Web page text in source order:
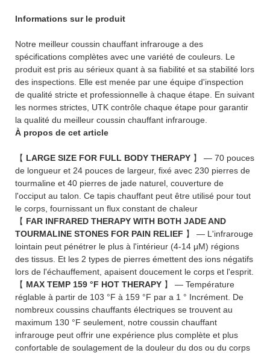
Informations sur le produit
Notre meilleur coussin chauffant infrarouge a des
spécifications complètes avec une variété de couleurs. Le
produit est pris au sérieux quant à sa fiabilité et sa stabilité lors
des inspections. Elle est menée par une équipe d'inspection
de qualité stricte et professionnelle à chaque étape. En suivant
les normes strictes, UTK contrôle chaque étape pour garantir
la qualité du meilleur coussin chauffant infrarouge.
À propos de cet article
【 LARGE SIZE FOR FULL BODY THERAPY 】 — 70 pouces
de longueur et 24 pouces de largeur, fixé avec 230 pierres de
tourmaline et 40 pierres de jade naturel, couverture de
l'occiput au talon. Ce tapis chauffant peut être utilisé pour tout
le corps, fournissant un flux constant de chaleur
【 FAR INFRARED THERAPY WITH BOTH JADE AND
TOURMALINE STONES FOR PAIN RELIEF 】 — L'infrarouge
lointain peut pénétrer le plus à l'intérieur (4-14 μM) régions
des tissus. Et les 2 types de pierres émettent des ions négatifs
lors de l'échauffement, apaisent doucement le corps et l'esprit.
【 MAX TEMP 159 °F HOT THERAPY 】 — Température
réglable à partir de 103 °F à 159 °F par a 1 ° Incrément. De
nombreux coussins chauffants électriques se trouvent au
maximum 130 °F seulement, notre coussin chauffant
infrarouge peut offrir une expérience plus complète et plus
confortable de soulagement de la douleur du dos ou du corps